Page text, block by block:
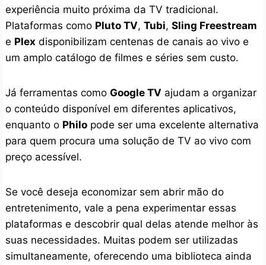
experiência muito próxima da TV tradicional.
Plataformas como Pluto TV, Tubi, Sling Freestream
e Plex disponibilizam centenas de canais ao vivo e
um amplo catálogo de filmes e séries sem custo.
Já ferramentas como Google TV ajudam a organizar
o conteúdo disponível em diferentes aplicativos,
enquanto o Philopode ser uma excelente alternativa
para quem procura uma solução de TV ao vivo com
preço acessível.
Se você deseja economizar sem abrir mão do
entretenimento, vale a pena experimentar essas
plataformas e descobrir qual delas atende melhor às
suas necessidades. Muitas podem ser utilizadas
simultaneamente, oferecendo uma biblioteca ainda